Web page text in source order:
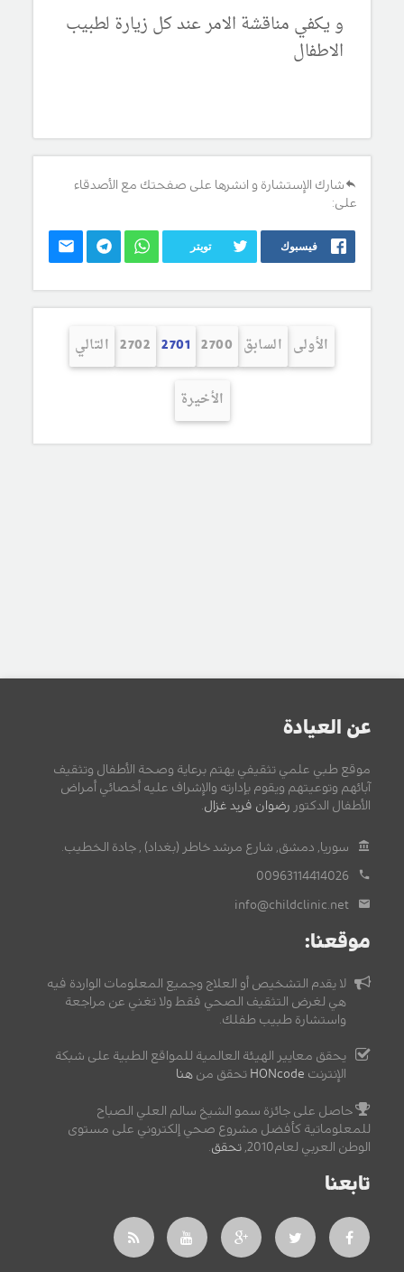
و يكفي مناقشة الامر عند كل زيارة لطبيب
الاطفال
شارك الإستشارة و انشرها على صفحتك مع الأصدقاء
على:
فيسبوك تويتر
الأولى السابق 2700
2701
2702 التالي
الأخيرة
عن العيادة
موقع طبي علمي تثقيفي يهتم برعاية وصحة الأطفال وتثقيف
آبائهم وتوعيتهم ويقوم بإدارته والإشراف عليه أخصائي أمراض
الأطفال الدكتور رضوان فريد غزال
سوريا, دمشق, شارع مرشد خاطر (بغداد) , جادة الخطيب.
00963114414026
info@childclinic.net
موقعنا:
لا يقدم التشخيص أو العلاج وجميع المعلومات الواردة فيه
هي لغرض التثقيف الصحي فقط ولا تغني عن مراجعة
واستشارة طبيب طفلك.
يحقق معايير الهيئة العالمية للمواقع الطبية على شبكة
الإنترنت HONcode تحقق من هنا
حاصل على جائزة سمو الشيخ سالم العلي الصباح
للمعلوماتية كأفضل مشروع صحي إلكتروني على مستوى
الوطن العربي لعام2010,
تحقق
تابعنا